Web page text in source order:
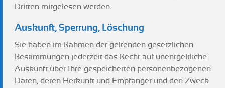
Dritten mitgelesen werden.
Auskunft, Sperrung, Löschung
Sie haben im Rahmen der geltenden gesetzlichen
Bestimmungen jederzeit das Recht auf unentgeltliche
Auskunft über Ihre gespeicherten personenbezogenen
Daten, deren Herkunft und Empfänger und den Zweck